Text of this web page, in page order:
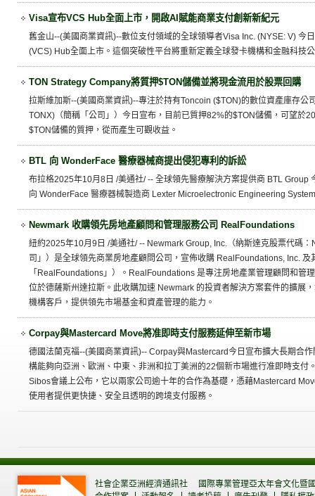
Visa宣布VCS Hub全面上市，開啟AI賦能商業支付創新新紀元
舊金山--(美國商業資訊)--數位支付領域的全球領導者Visa Inc. (NYSE: V) 今
(VCS) Hub全面上市。這個突破性平台將重新定義全球發卡機構和金融科技
TON Strategy Company將質押$TON儲備並將現金流用於股票回購
拉斯維加斯--(美國商業資訊)--專注於持有Toncoin ($TON)的數位資產庫存公
TONX)（簡稱「公司」）今日宣布，目前已質押82%的$TON儲備，可望於
$TON儲備的質押，從而產生可觀收益。
BTL 向 WonderFace 醫療器械商提出侵犯專利的訴訟
布拉格2025年10月8日 /美通社/ -- 全球領先醫療解決方案提供商 BTL Group
向 WonderFace 醫療器械製造商 Lexter Microelectronic Engineering
Newmark 收購領先房地產顧問和管理服務公司 RealFoundations
紐約2025年10月9日 /美通社/ -- Newmark Group, Inc.（納斯達克股票代碼
司」）是全球領先商業房地產顧問公司，宣佈收購 RealFoundations, Inc.
「RealFoundations」）。RealFoundations 是專注房地產業管理顧問和管
位於德薩斯州達拉斯。此收購加速 Newmark 的投資者解決方案套件的擴展
機構客戶，提供領先市場基金和資產管理的能力。
Corpay與Mastercard Move將准即時支付服務延伸至新市場
德國法蘭克福--(美國商業資訊)-- Corpay與Mastercard今日宣布擴大長期合
構能夠向亞洲、歐洲、中東、非洲和拉丁美洲的22個新市場進行准即時支付
Sibos會議上公布，它以兩家公司逾十年的合作為基礎，憑藉Mastercard
使用者提供更快捷、安全且透明的跨境支付服務。
社會企業亞洲經濟通訊社
國際專業管理亞太年會文化暨